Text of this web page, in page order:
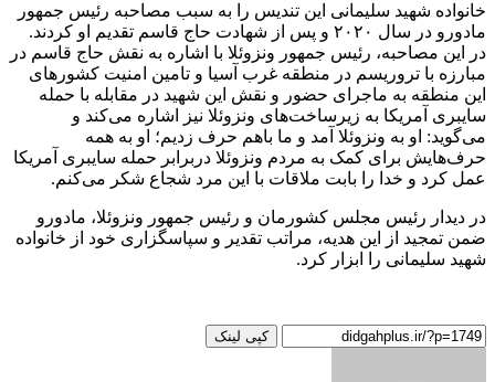
خانواده شهید سلیمانی این تندیس را به سبب مصاحبه رئیس جمهور
مادورو در سال ۲۰۲۰ و پس از شهادت حاج قاسم تقدیم او کردند.
در این مصاحبه، رئیس جمهور ونزوئلا با اشاره به نقش حاج قاسم در
مبارزه با تروریسم در منطقه غرب آسیا و تامین امنیت کشور‌های
این منطقه به ماجرای حضور و نقش این شهید در مقابله با حمله
سایبری آمریکا به زیرساخت‌های ونزوئلا نیز اشاره می‌کند و
می‌گوید: او به ونزوئلا آمد و ما باهم حرف زدیم؛ او به همه
حرف‌هایش برای کمک به مردم ونزوئلا دربرابر حمله سایبری آمریکا
عمل کرد و خدا را بابت ملاقات با این مرد شجاع شکر می‌کنم.
در دیدار رئیس مجلس کشورمان و رئیس جمهور ونزوئلا، مادورو
ضمن تمجید از این هدیه، مراتب تقدیر و سپاسگزاری خود از خانواده
شهید سلیمانی را ابزار کرد.
کپی لینک